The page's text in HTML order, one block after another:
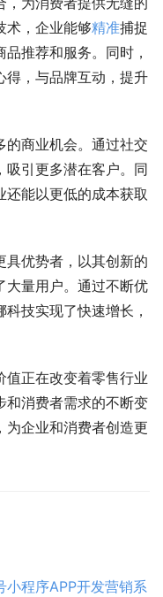
术，企业能够精准捕捉
推荐和服务。同时，
得，与品牌互动，提升
的商业机会。通过社交
吸引更多潜在客户。同
还能以更低的成本获取
具优势者，以其创新的
大量用户。通过不断优
技实现了快速增长，
值正在改变着零售行业
和消费者需求的不断变
为企业和消费者创造更
小程序APP开发营销系